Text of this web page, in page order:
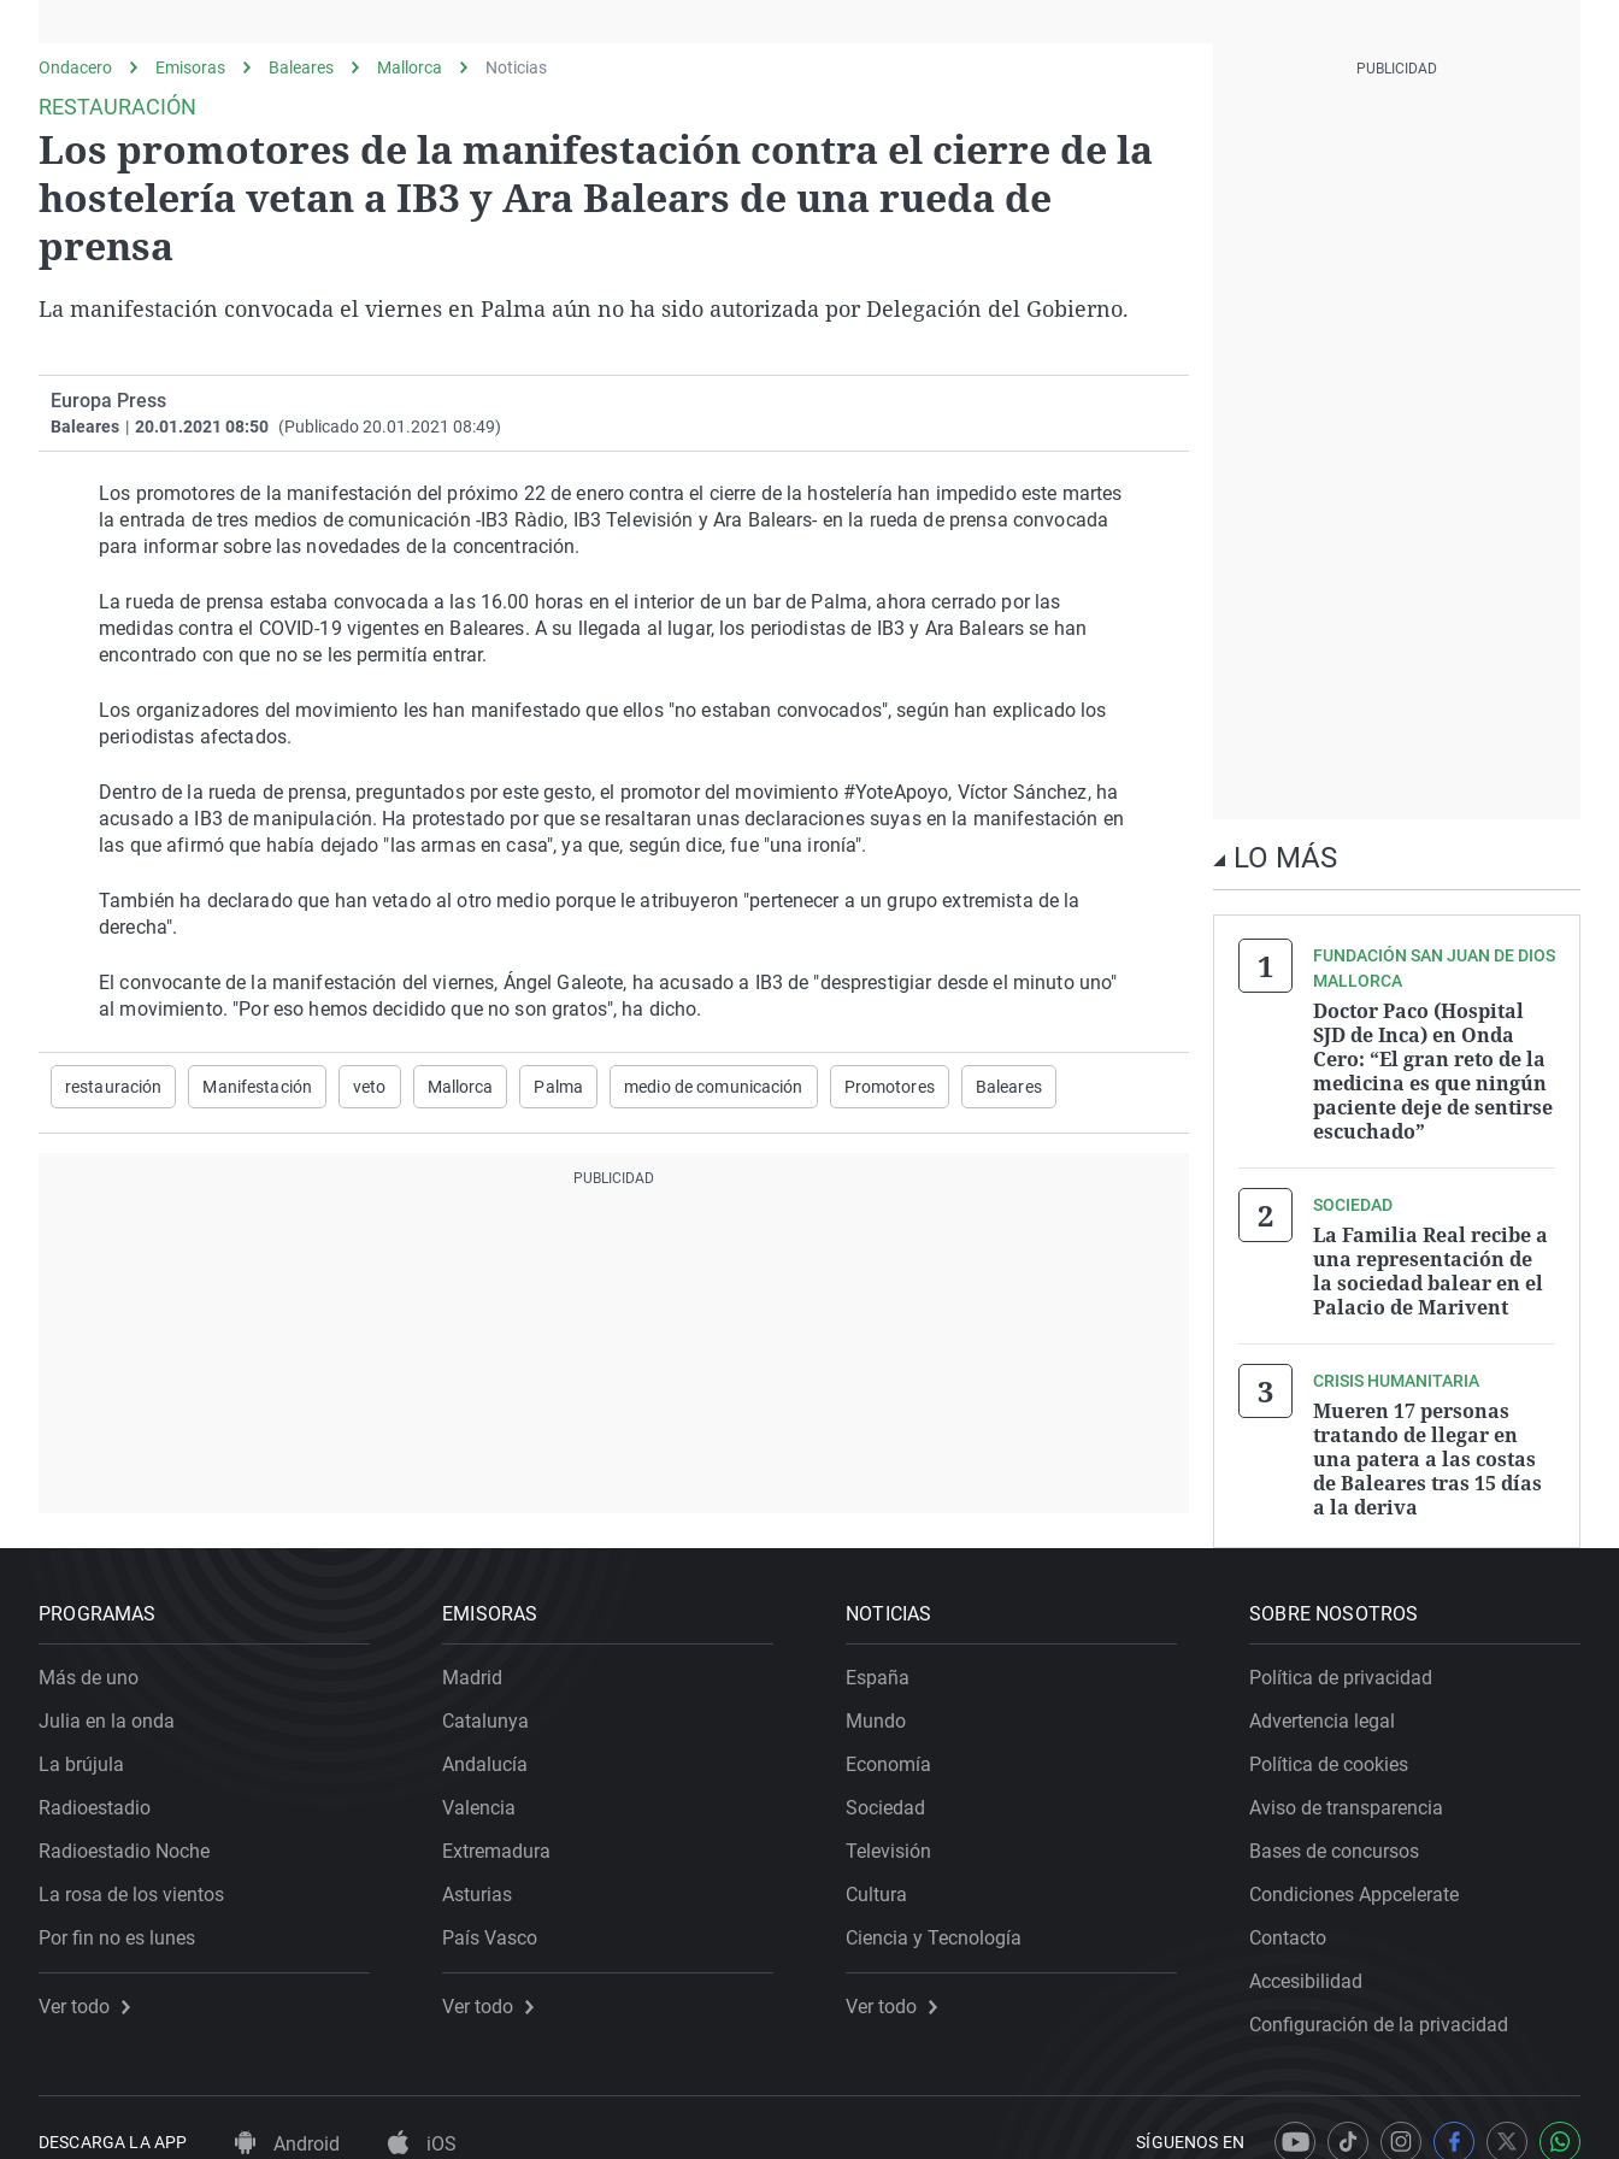
Operación Viuda
Negra
Navarra
Ondacero Emisoras Baleares Mallorca Noticias
RESTAURACIÓN
Los promotores de la manifestación contra el cierre de la
hostelería vetan a IB3 y Ara Balears de una rueda de
prensa
La manifestación convocada el viernes en Palma aún no ha sido autorizada por Delegación del Gobierno.
Europa Press
Baleares | 20.01.2021 08:50 (Publicado 20.01.2021 08:49)
Los promotores de la manifestación del próximo 22 de enero contra el cierre de la hostelería han impedido este martes
la entrada de tres medios de comunicación -IB3 Ràdio, IB3 Televisión y Ara Balears- en la rueda de prensa convocada
para informar sobre las novedades de la concentración.
La rueda de prensa estaba convocada a las 16.00 horas en el interior de un bar de Palma, ahora cerrado por las
medidas contra el COVID-19 vigentes en Baleares. A su llegada al lugar, los periodistas de IB3 y Ara Balears se han
encontrado con que no se les permitía entrar.
Los organizadores del movimiento les han manifestado que ellos "no estaban convocados", según han explicado los
periodistas afectados.
Dentro de la rueda de prensa, preguntados por este gesto, el promotor del movimiento #YoteApoyo, Víctor Sánchez, ha
acusado a IB3 de manipulación. Ha protestado por que se resaltaran unas declaraciones suyas en la manifestación en
las que afirmó que había dejado "las armas en casa", ya que, según dice, fue "una ironía".
También ha declarado que han vetado al otro medio porque le atribuyeron "pertenecer a un grupo extremista de la
derecha".
El convocante de la manifestación del viernes, Ángel Galeote, ha acusado a IB3 de "desprestigiar desde el minuto uno"
al movimiento. "Por eso hemos decidido que no son gratos", ha dicho.
restauración Manifestación veto Mallorca Palma medio de comunicación Promotores Baleares
LO MÁS
FUNDACIÓN SAN JUAN DE DIOS
MALLORCA
Doctor Paco (Hospital
SJD de Inca) en Onda
Cero: “El gran reto de la
medicina es que ningún
paciente deje de sentirse
escuchado”
SOCIEDAD
La Familia Real recibe a
una representación de
la sociedad balear en el
Palacio de Marivent
CRISIS HUMANITARIA
Mueren 17 personas
tratando de llegar en
una patera a las costas
de Baleares tras 15 días
a la deriva
PROGRAMAS
Más de uno
Julia en la onda
La brújula
Radioestadio
Radioestadio Noche
La rosa de los vientos
Por fin no es lunes
Ver todo
EMISORAS
Madrid
Catalunya
Andalucía
Valencia
Extremadura
Asturias
País Vasco
Ver todo
NOTICIAS
España
Mundo
Economía
Sociedad
Televisión
Cultura
Ciencia y Tecnología
Ver todo
SOBRE NOSOTROS
Política de privacidad
Advertencia legal
Política de cookies
Aviso de transparencia
Bases de concursos
Condiciones Appcelerate
Contacto
Accesibilidad
Configuración de la privacidad
DESCARGA LA APP Android iOS SÍGUENOS EN